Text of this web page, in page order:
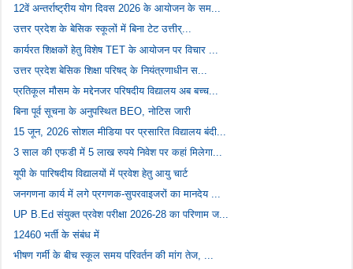
12वें अन्तर्राष्ट्रीय योग दिवस 2026 के आयोजन के सम...
उत्तर प्रदेश के बेसिक स्कूलों में बिना टेट उत्तीर्...
कार्यरत शिक्षकों हेतु विशेष TET के आयोजन पर विचार ...
उत्तर प्रदेश बेसिक शिक्षा परिषद् के नियंत्रणाधीन स...
प्रतिकूल मौसम के मद्देनजर परिषदीय विद्यालय अब बच्च...
बिना पूर्व सूचना के अनुपस्थित BEO, नोटिस जारी
15 जून, 2026 सोशल मीडिया पर प्रसारित विद्यालय बंदी...
3 साल की एफडी में 5 लाख रुपये निवेश पर कहां मिलेगा...
यूपी के पारिषदीय विद्यालयों में प्रवेश हेतु आयु चार्ट
जनगणना कार्य में लगे प्रगणक-सुपरवाइजरों का मानदेय ...
UP B.Ed संयुक्त प्रवेश परीक्षा 2026-28 का परिणाम ज...
12460 भर्ती के संबंध में
भीषण गर्मी के बीच स्कूल समय परिवर्तन की मांग तेज, ...